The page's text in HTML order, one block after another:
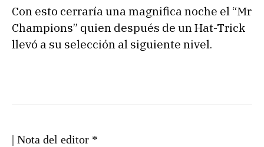
Con esto cerraría una magnifica noche el “Mr
Champions” quien después de un Hat-Trick
llevó a su selección al siguiente nivel.
| Nota del editor *